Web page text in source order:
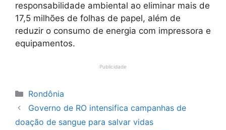
responsabilidade ambiental ao eliminar mais de
17,5 milhões de folhas de papel, além de
reduzir o consumo de energia com impressora e
equipamentos.
Publicidade
Categorias
Rondônia
Governo de RO intensifica campanhas de
doação de sangue para salvar vidas